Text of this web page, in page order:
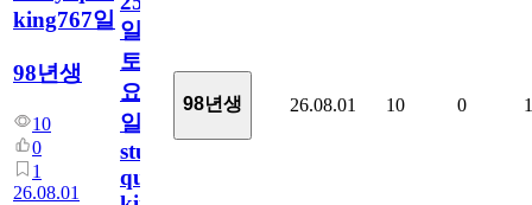
king767일
98년생
10
0
1
26.08.01
일
토
요
일/English
study
quiz
98년생 26.08.01 10 0 1